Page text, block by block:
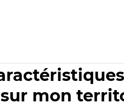
sur mon